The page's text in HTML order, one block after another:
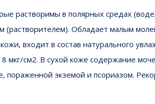
растворимы в полярных средах
Обладает малым
входит в состав натурального
см2. В сухой коже содержание
экземой и псориазом.